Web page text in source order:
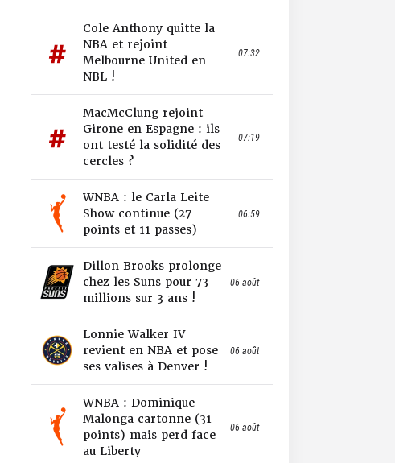
Cole Anthony quitte la
NBA et rejoint
Melbourne United en
NBL !
07:32
MacMcClung rejoint
Girone en Espagne : ils
ont testé la solidité des
cercles ?
07:19
WNBA : le Carla Leite
Show continue (27
points et 11 passes)
06:59
Dillon Brooks prolonge
chez les Suns pour 73
millions sur 3 ans !
06 août
Lonnie Walker IV
revient en NBA et pose
ses valises à Denver !
06 août
WNBA : Dominique
Malonga cartonne (31
points) mais perd face
au Liberty
06 août